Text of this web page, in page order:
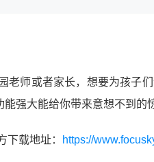
老师或者家长，想要为孩子
强大能给你带来意想不到的
下载地址： https://